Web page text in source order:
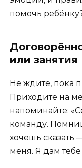
помочь
или занятия
Не ждите, пока
Приходите на
напоминайте:
команду.
хочешь
меня. Я дам тебе